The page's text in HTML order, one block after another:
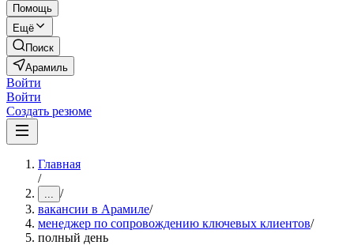
Помощь
Ещё
Поиск
Арамиль
Войти
Войти
Создать резюме
Главная
/
... /
вакансии в Арамиле/
менеджер по сопровождению ключевых клиентов/
полный день